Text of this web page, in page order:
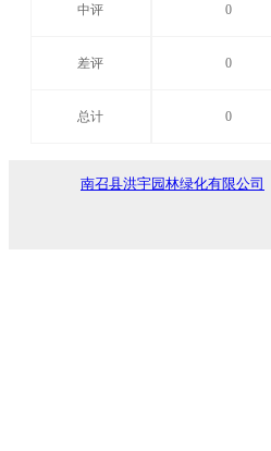
中评 0
差评 0
总计 0
南召县洪宇园林绿化有限公司